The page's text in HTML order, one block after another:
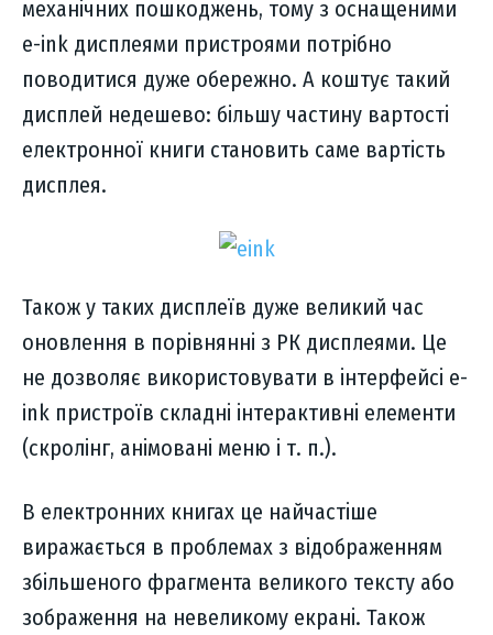
механічних пошкоджень, тому з оснащеними
e-ink дисплеями пристроями потрібно
поводитися дуже обережно. А коштує такий
дисплей недешево: більшу частину вартості
електронної книги становить саме вартість
дисплея.
Також у таких дисплеїв дуже великий час
оновлення в порівнянні з РК дисплеями. Це
не дозволяє використовувати в інтерфейсі e-
ink пристроїв складні інтерактивні елементи
(скролінг, анімовані меню і т. п.).
В електронних книгах це найчастіше
виражається в проблемах з відображенням
збільшеного фрагмента великого тексту або
зображення на невеликому екрані. Також